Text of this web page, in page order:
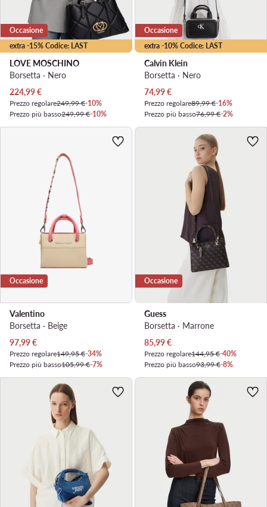
extra -15% Codice: LAST
Occasione
LOVE MOSCHINO
Borsetta · Nero
Prezzo attuale
224,99€
Prezzo regolare249,99 €-10%
Prezzo più basso249,99 €-10%
extra -10% Codice: LAST
Occasione
Calvin Klein
Borsetta · Nero
Prezzo attuale
74,99€
Prezzo regolare89,99 €-16%
Prezzo più basso76,99 €-2%
Occasione
Valentino
Borsetta · Beige
Prezzo attuale
97,99€
Prezzo regolare149,95 €-34%
Prezzo più basso105,99 €-7%
Occasione
Guess
Borsetta · Marrone
Prezzo attuale
85,99€
Prezzo regolare144,95 €-40%
Prezzo più basso93,99 €-8%